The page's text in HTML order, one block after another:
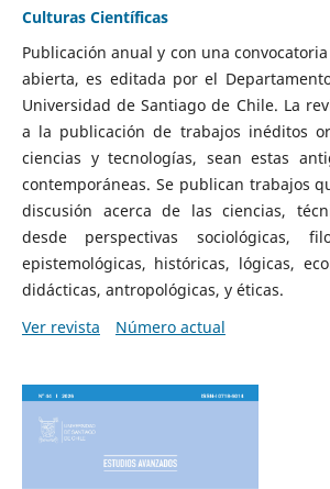
Culturas Científicas
Publicación anual y con una
abierta, es editada por el
Universidad de Santiago de Chile. La
a la publicación de trabajos inéditos
ciencias y tecnologías, sean estas
contemporáneas. Se publican trabajos
discusión acerca de las ciencias,
desde perspectivas sociológicas,
epistemológicas, históricas, lógicas,
didácticas, antropológicas, y éticas.
Ver revista
Número actual